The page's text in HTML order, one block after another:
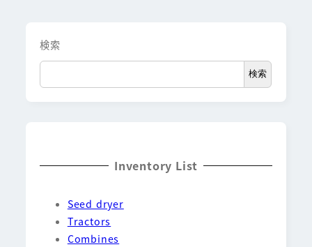
検索
検索
Inventory List
Seed dryer
Tractors
Combines